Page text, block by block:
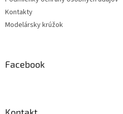
Kontakty
Modelársky krúžok
Facebook